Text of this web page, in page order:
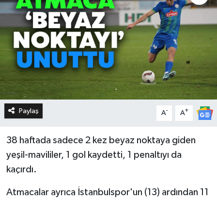
Paylaş A- A+
38 haftada sadece 2 kez beyaz noktaya giden
yeşil-mavililer, 1 gol kaydetti, 1 penaltıyı da
kaçırdı.
Atmacalar ayrıca İstanbulspor'un (13) ardından 11